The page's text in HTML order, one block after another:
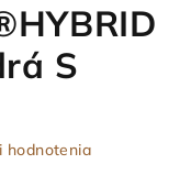
košík
S
hodnotenia